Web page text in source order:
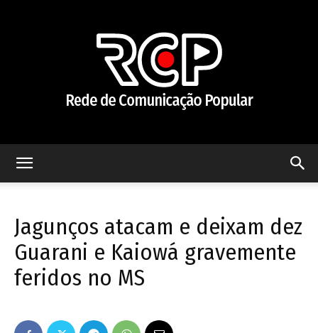
Jagunços atacam e deixam dez
Guarani e Kaiowá gravemente
feridos no MS